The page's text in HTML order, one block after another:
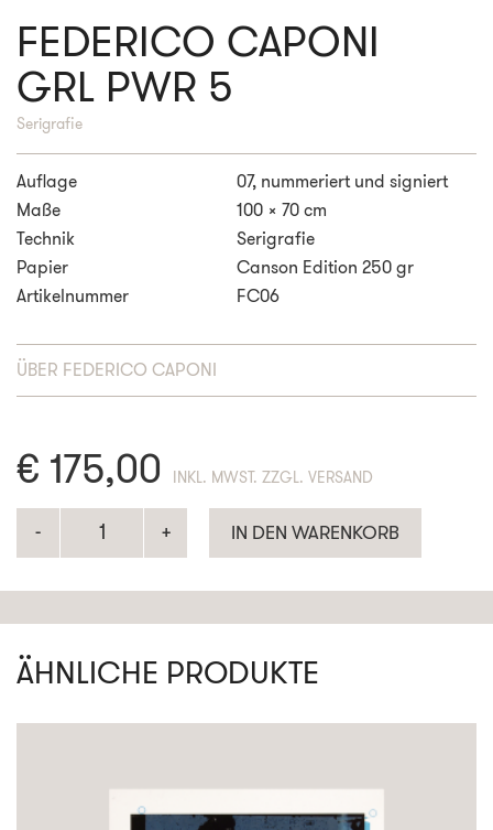
FEDERICO CAPONI
GRL PWR 5
Serigrafie
Auflage
07, nummeriert und signiert
Maße
100 x 70 cm
Technik
Serigrafie
Papier
Canson Edition 250 gr
Artikelnummer
FC06
ÜBER FEDERICO CAPONI
€ 175,00
IN DEN WARENKORB
ÄHNLICHE PRODUKTE